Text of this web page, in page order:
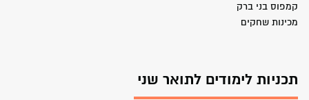
קמפוס בני ברק
מכינות שחקים
תכניות לימודים לתואר שני